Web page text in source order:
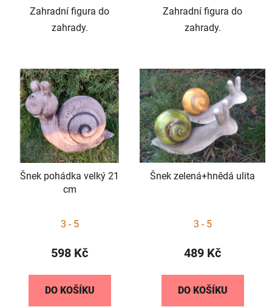
hvězdiček.
Zahradní figura do
zahrady.
hvězdiček.
Zahradní figura do
zahrady.
Šnek pohádka velký 21
cm
3 - 5
598 Kč
DO KOŠÍKU
Šnek zelená+hnědá ulita
3 - 5
489 Kč
DO KOŠÍKU